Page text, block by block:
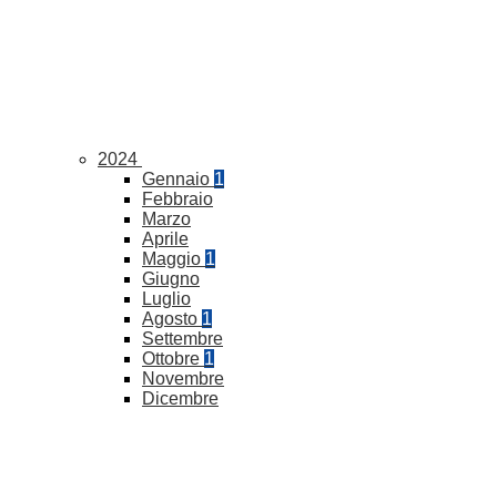
2024
Gennaio 1
Febbraio
Marzo
Aprile
Maggio 1
Giugno
Luglio
Agosto 1
Settembre
Ottobre 1
Novembre
Dicembre